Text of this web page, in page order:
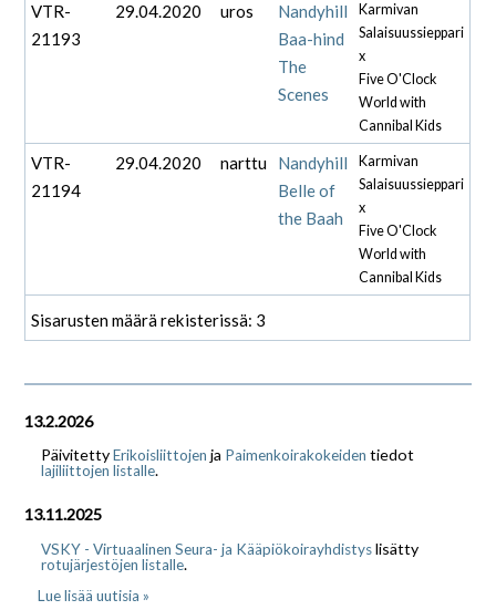
VTR-
21193
29.04.2020 uros
Nandyhill
Baa-hind
The
Scenes
Karmivan
Salaisuussieppari
x
Five O'Clock
World with
Cannibal Kids
VTR-
21194
29.04.2020 narttu
Nandyhill
Belle of
the Baah
Karmivan
Salaisuussieppari
x
Five O'Clock
World with
Cannibal Kids
Sisarusten määrä rekisterissä: 3
13.2.2026
PäivitettyErikoisliittojen ja Paimenkoirakokeiden tiedot
lajiliittojen listalle.
13.11.2025
VSKY - Virtuaalinen Seura- ja Kääpiökoirayhdistyslisätty
rotujärjestöjen listalle.
Lue lisää uutisia »